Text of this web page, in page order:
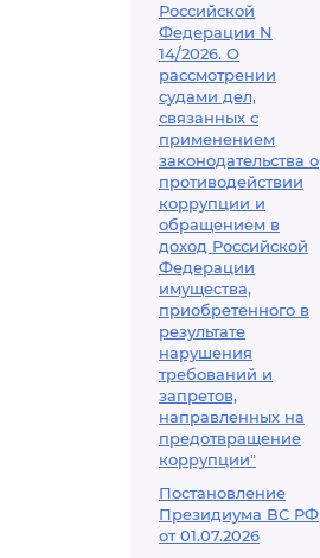
Российской
Федерации N
14/2026. О
рассмотрении
судами дел,
связанных с
применением
законодательства о
противодействии
коррупции и
обращением в
доход Российской
Федерации
имущества,
приобретенного в
результате
нарушения
требований и
запретов,
направленных на
предотвращение
коррупции"
Постановление
Президиума ВС РФ
от 01.07.2026